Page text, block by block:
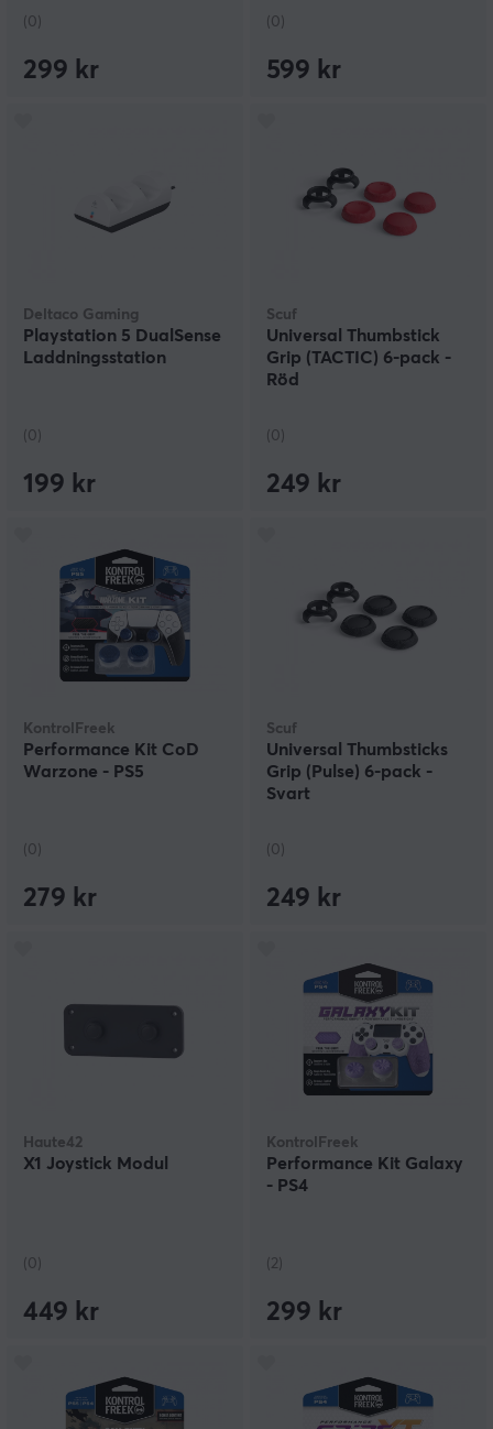
(0)
299 kr
(0)
599 kr
Deltaco Gaming
Playstation 5 DualSense
Laddningsstation
(0)
199 kr
Scuf
Universal Thumbstick
Grip (TACTIC) 6-pack -
Röd
(0)
249 kr
KontrolFreek
Performance Kit CoD
Warzone - PS5
(0)
279 kr
Scuf
Universal Thumbsticks
Grip (Pulse) 6-pack -
Svart
(0)
249 kr
Haute42
X1 Joystick Modul
(0)
449 kr
KontrolFreek
Performance Kit Galaxy
- PS4
(2)
299 kr